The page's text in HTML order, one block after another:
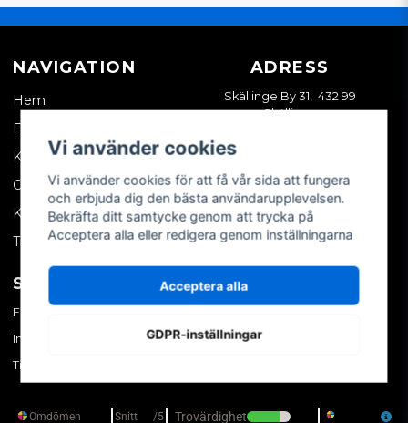
NAVIGATION
Hem
Företagskund
Kontakta oss
Om oss
Köpvillkor
Tips & trix
ADRESS
Skällinge By 31, 432 99
Skällinge
SOCIALA MEDIER
Facebook
Instagram
TikTok
MITT KONTO
Skapa konto
Vi använder cookies
Vi använder cookies för att få vår sida att fungera
och erbjuda dig den bästa användarupplevelsen.
Bekräfta ditt samtycke genom att trycka på
Acceptera alla eller redigera genom inställningarna
Acceptera alla
GDPR-inställningar